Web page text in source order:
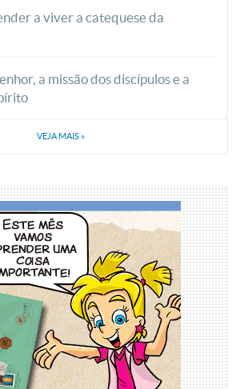
a viver a catequese da
a missão dos discípulos e a
VEJA MAIS »